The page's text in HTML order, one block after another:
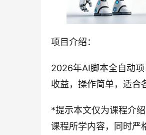
项目介绍：
2026年AI脚本全自动
收益，操作简单，适合
*提示本文仅为课程介
课程所学内容，同时严